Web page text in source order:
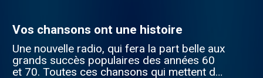
Vos chansons ont une histoire
Une nouvelle radio, qui fera la part belle aux
grands succès populaires des années 60
et 70. Toutes ces chansons qui mettent de